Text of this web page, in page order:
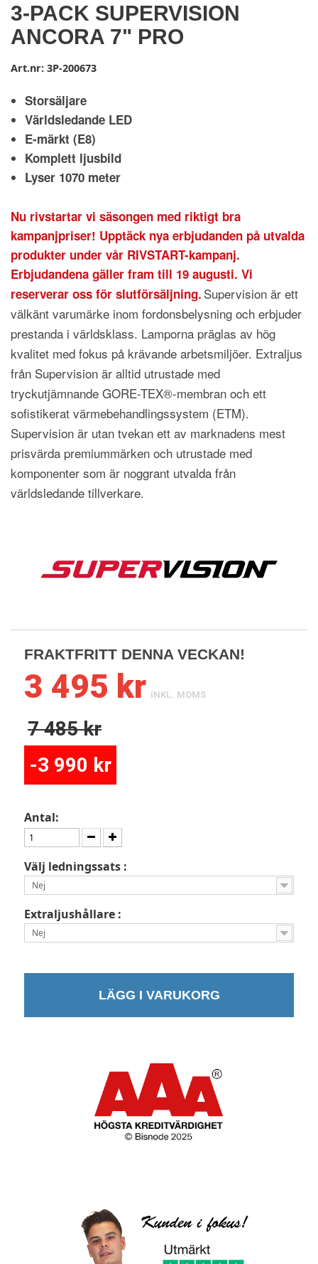
3-PACK SUPERVISION
ANCORA 7" PRO
Art.nr: 3P-200673
Storsäljare
Världsledande LED
E-märkt (E8)
Komplett ljusbild
Lyser 1070 meter
Nu rivstartar vi säsongen med riktigt bra
kampanjpriser! Upptäck nya erbjudanden på utvalda
produkter under vår RIVSTART-kampanj.
Erbjudandena gäller fram till 19 augusti. Vi
reserverar oss för slutförsäljning. Supervision är ett
välkänt varumärke inom fordonsbelysning och erbjuder
prestanda i världsklass. Lamporna präglas av hög
kvalitet med fokus på krävande arbetsmiljöer. Extraljus
från Supervision är alltid utrustade med
tryckutjämnande GORE-TEX®-membran och ett
sofistikerat värmebehandlingssystem (ETM).
Supervision är utan tvekan ett av marknadens mest
prisvärda premiummärken och utrustade med
komponenter som är noggrant utvalda från
världsledande tillverkare.
FRAKTFRITT DENNA VECKAN!
3 495 kr INKL. MOMS
7 485 kr
-3 990 kr
Antal:
Välj ledningssats :
Nej
Extraljushållare :
Nej
LÄGG I VARUKORG